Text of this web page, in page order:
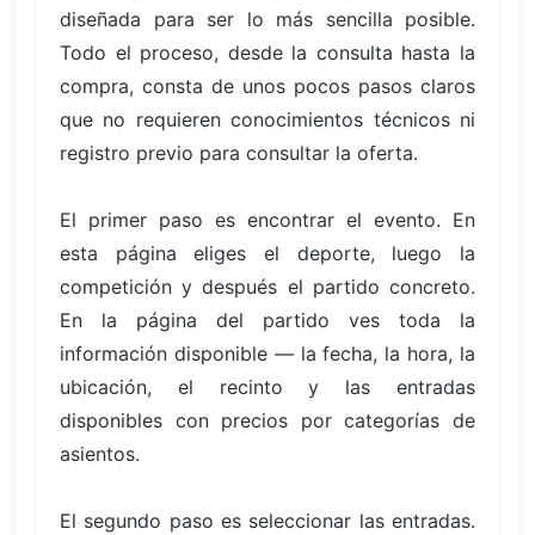
diseñada para ser lo más sencilla posible.
Todo el proceso, desde la consulta hasta la
compra, consta de unos pocos pasos claros
que no requieren conocimientos técnicos ni
registro previo para consultar la oferta.
El primer paso es encontrar el evento. En
esta página eliges el deporte, luego la
competición y después el partido concreto.
En la página del partido ves toda la
información disponible — la fecha, la hora, la
ubicación, el recinto y las entradas
disponibles con precios por categorías de
asientos.
El segundo paso es seleccionar las entradas.